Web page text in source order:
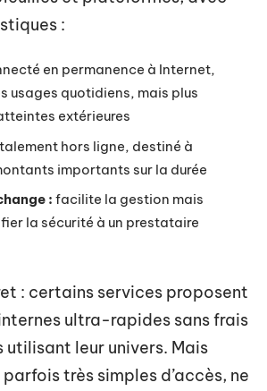
:
en permanence à Internet,
usages quotidiens, mais plus
extérieures
hors ligne, destiné à
importants sur la durée
: facilite la gestion mais
la sécurité à un prestataire
: certains services proposent
ultra-rapides sans frais
utilisant leur univers. Mais
très simples d’accès, ne